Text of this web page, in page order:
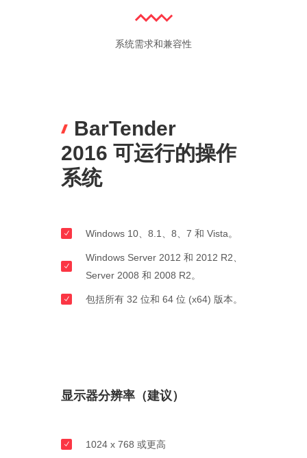
系统需求和兼容性
BarTender
2016 可运行的操作
系统
Windows 10、8.1、8、7 和 Vista。
Windows Server 2012 和 2012 R2、
Server 2008 和 2008 R2。
包括所有 32 位和 64 位 (x64) 版本。
显示器分辨率（建议）
1024 x 768 或更高